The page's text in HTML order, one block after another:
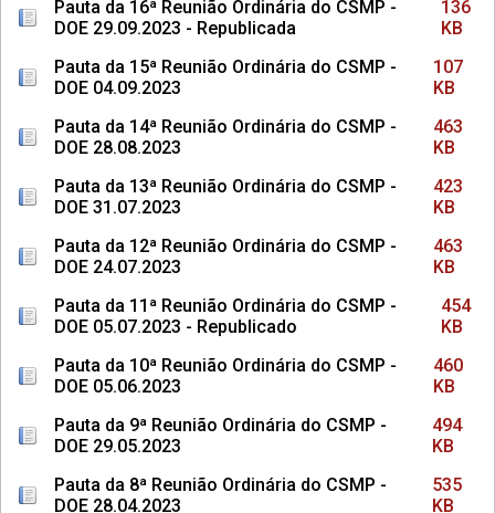
Pauta da 16ª Reunião Ordinária do CSMP -
DOE 29.09.2023 - Republicada
136
KB
Pauta da 15ª Reunião Ordinária do CSMP -
DOE 04.09.2023
107
KB
Pauta da 14ª Reunião Ordinária do CSMP -
DOE 28.08.2023
463
KB
Pauta da 13ª Reunião Ordinária do CSMP -
DOE 31.07.2023
423
KB
Pauta da 12ª Reunião Ordinária do CSMP -
DOE 24.07.2023
463
KB
Pauta da 11ª Reunião Ordinária do CSMP -
DOE 05.07.2023 - Republicado
454
KB
Pauta da 10ª Reunião Ordinária do CSMP -
DOE 05.06.2023
460
KB
Pauta da 9ª Reunião Ordinária do CSMP -
DOE 29.05.2023
494
KB
Pauta da 8ª Reunião Ordinária do CSMP -
DOE 28.04.2023
535
KB